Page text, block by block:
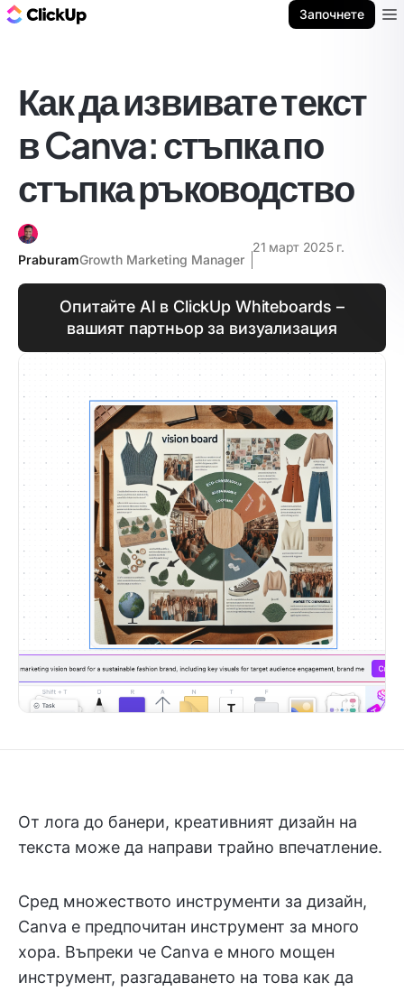
Започнете
Как да извивате текст
в Canva: стъпка по
стъпка ръководство
PraburamGrowth Marketing Manager
21 март 2025 г.
Опитайте AI в ClickUp Whiteboards –
вашият партньор за визуализация
От лога до банери, креативният дизайн на
текста може да направи трайно впечатление.
Сред множеството инструменти за дизайн,
Canva е предпочитан инструмент за много
хора. Въпреки че Canva е много мощен
инструмент, разгадаването на това как да